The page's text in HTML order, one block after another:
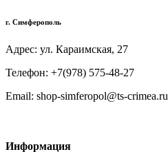
г. Симферополь
Адрес: ул. Караимская, 27
Телефон: +7(978) 575-48-27
Email: shop-simferopol@ts-crimea.ru
Информация